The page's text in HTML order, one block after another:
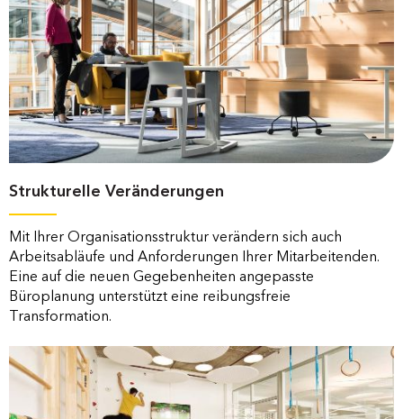
Strukturelle Veränderungen
Mit Ihrer Organisationsstruktur verändern sich auch
Arbeitsabläufe und Anforderungen Ihrer Mitarbeitenden.
Eine auf die neuen Gegebenheiten angepasste
Büroplanung unterstützt eine reibungsfreie
Transformation.